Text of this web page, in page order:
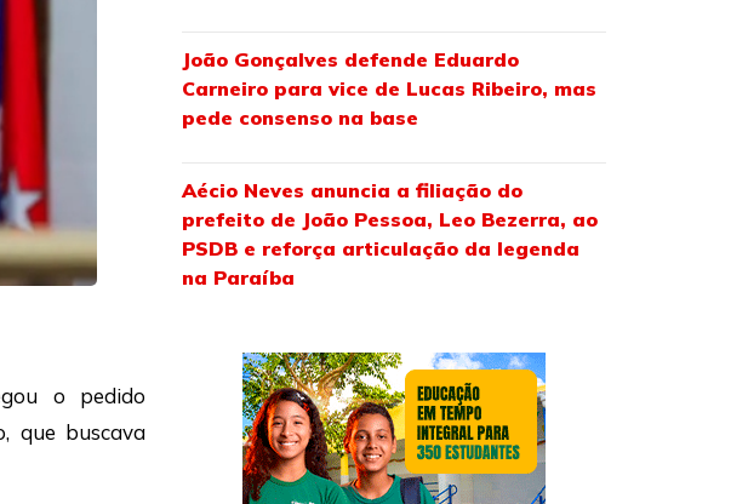
o pedido
, que buscava
João Gonçalves defende Eduardo
Carneiro para vice de Lucas Ribeiro, mas
pede consenso na base
Aécio Neves anuncia a filiação do
prefeito de João Pessoa, Leo Bezerra, ao
PSDB e reforça articulação da legenda
na Paraíba